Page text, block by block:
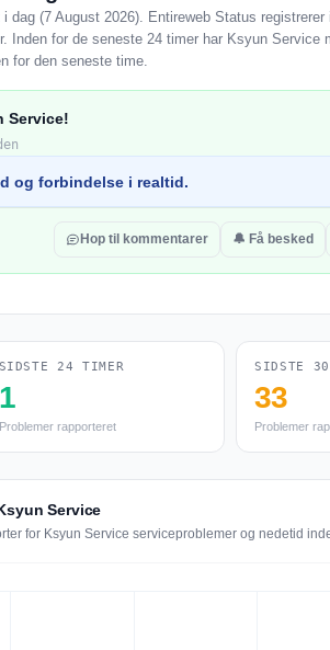
dag (7 August 2026). Entireweb Status
Inden for de seneste 24 timer har Ksyun Service
for den seneste time.
Service!
og forbindelse i realtid.
Hop til kommentarer 🔔 Få besked
SIDSTE 24 TIMER
1
Problemer rapporteret
SIDSTE 30
33
Problemer
Service
for Ksyun Service serviceproblemer og nedetid